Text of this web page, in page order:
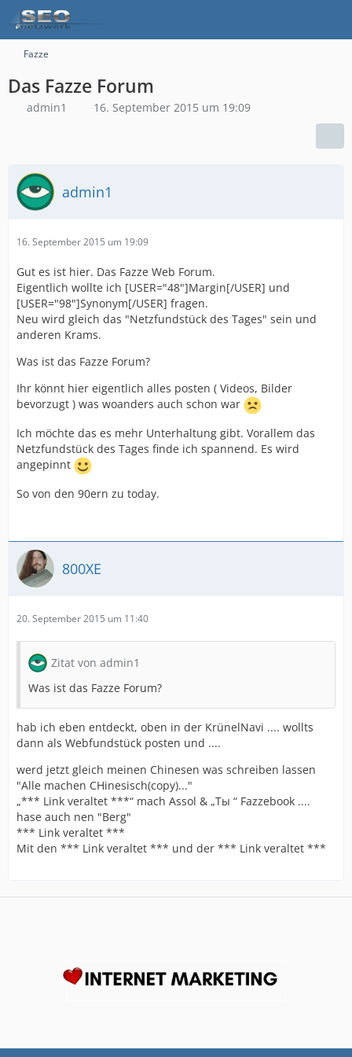
Fazze
Das Fazze Forum
admin1 16. September 2015 um 19:09
admin1
16. September 2015 um 19:09
Gut es ist hier. Das Fazze Web Forum.
Eigentlich wollte ich [USER="48"]Margin[/USER] und
[USER="98"]Synonym[/USER] fragen.
Neu wird gleich das "Netzfundstück des Tages" sein und
anderen Krams.
Was ist das Fazze Forum?
Ihr könnt hier eigentlich alles posten ( Videos, Bilder
bevorzugt ) was woanders auch schon war
Ich möchte das es mehr Unterhaltung gibt. Vorallem das
Netzfundstück des Tages finde ich spannend. Es wird
angepinnt
So von den 90ern zu today.
800XE
20. September 2015 um 11:40
Zitat von admin1
Was ist das Fazze Forum?
hab ich eben entdeckt, oben in der KrünelNavi .... wollts
dann als Webfundstück posten und ....
werd jetzt gleich meinen Chinesen was schreiben lassen
"Alle machen CHinesisch(copy)..."
„*** Link veraltet ***“ mach Assol & „Ты “ Fazzebook ....
hase auch nen "Berg"
*** Link veraltet ***
Mit den *** Link veraltet *** und der *** Link veraltet ***